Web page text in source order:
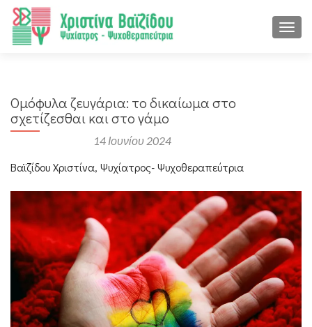
Ομόφυλα ζευγάρια: το δικαίωμα στο
σχετίζεσθαι και στο γάμο
14 Ιουνίου 2024
Βαϊζίδου Χριστίνα, Ψυχίατρος- Ψυχοθεραπεύτρια